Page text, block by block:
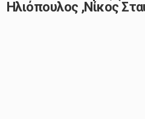
Ηλιόπουλος ,Νίκος